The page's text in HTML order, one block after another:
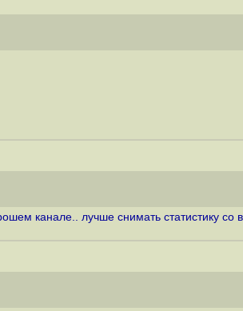
канале.. лучше снимать статистику